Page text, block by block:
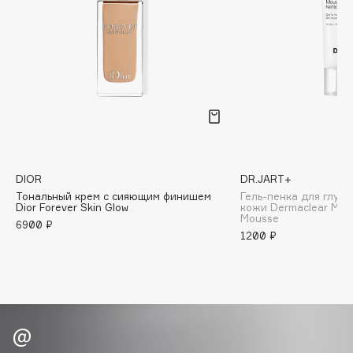
BORK
Brunello Cucinelli
Bvlgari
DIOR
Тональный крем с сияющим финишем
Dior Forever Skin Glow
6900 ₽
DR.JART+
Гель-пенка для
кожи Dermaclear
Mousse
1200 ₽